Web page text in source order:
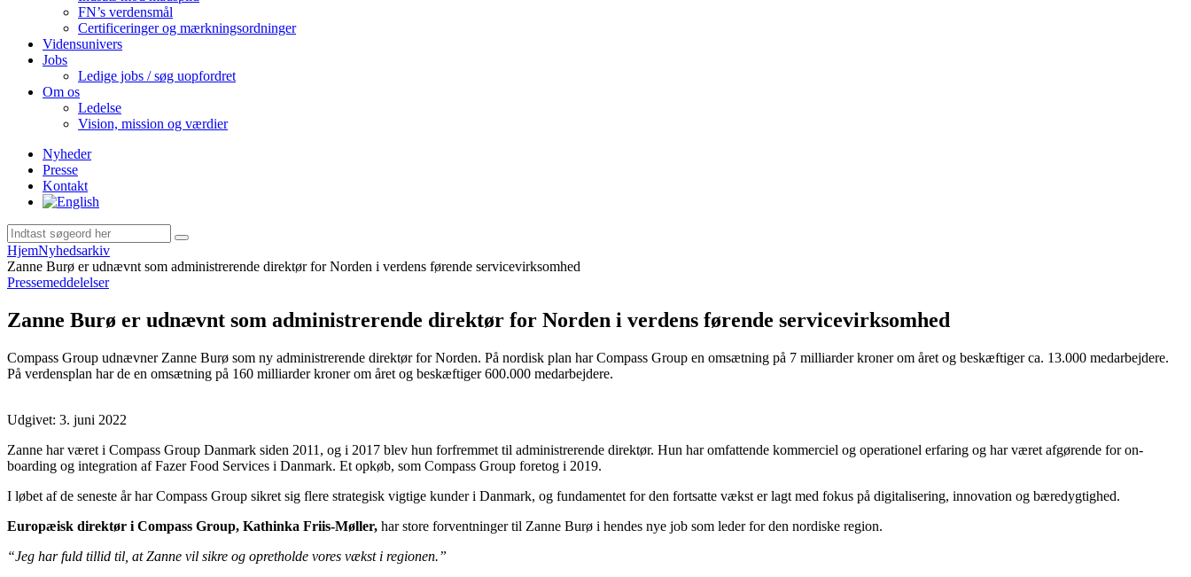
FN’s verdensmål
Certificeringer og mærkningsordninger
Vidensunivers
Jobs
Ledige jobs / søg uopfordret
Om os
Ledelse
Vision, mission og værdier
Nyheder
Presse
Kontakt
HjemNyhedsarkiv
Zanne Burø er udnævnt som administrerende direktør for Norden i verdens førende servicevirksomhed
Pressemeddelelser
Zanne Burø er udnævnt som administrerende direktør for Norden i verdens førende servicevirksomhed
Compass Group udnævner Zanne Burø som ny administrerende direktør for Norden. På nordisk plan har Compass Group en omsætning på 7 milliarder kroner om året og beskæftiger ca. 13.000 medarbejdere.
På verdensplan har de en omsætning på 160 milliarder kroner om året og beskæftiger 600.000 medarbejdere.
Udgivet: 3. juni 2022
Zanne har været i Compass Group Danmark siden 2011, og i 2017 blev hun forfremmet til administrerende direktør. Hun har omfattende kommerciel og operationel erfaring og har været afgørende for on-
boarding og integration af Fazer Food Services i Danmark. Et opkøb, som Compass Group foretog i 2019.
I løbet af de seneste år har Compass Group sikret sig flere strategisk vigtige kunder i Danmark, og fundamentet for den fortsatte vækst er lagt med fokus på digitalisering, innovation og bæredygtighed.
Europæisk direktør i Compass Group, Kathinka Friis-Møller, har store forventninger til Zanne Burø i hendes nye job som leder for den nordiske region.
“Jeg har fuld tillid til, at Zanne vil sikre og opretholde vores vækst i regionen.”